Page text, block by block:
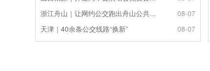
浙江舟山｜让网约公交跑出舟山公共服务的“金名片”
08-07
天津｜40余条公交线路“换新”
08-07